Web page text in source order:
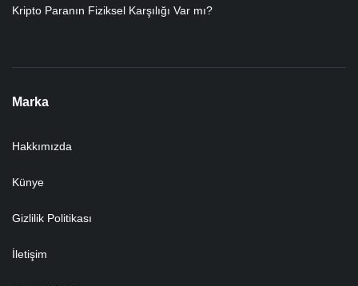
Kripto Paranın Fiziksel Karşılığı Var mı?
Marka
Hakkımızda
Künye
Gizlilik Politikası
İletişim